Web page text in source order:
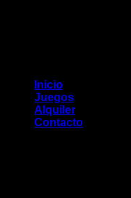
Inicio
Juegos
Alquiler
Contacto